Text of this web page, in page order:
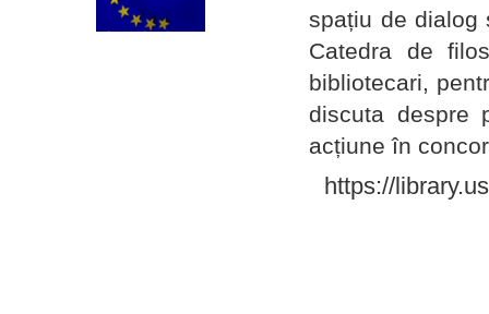
spațiu de dialog
Catedra de
bibliotecari,
discuta despre
acțiune în
https://